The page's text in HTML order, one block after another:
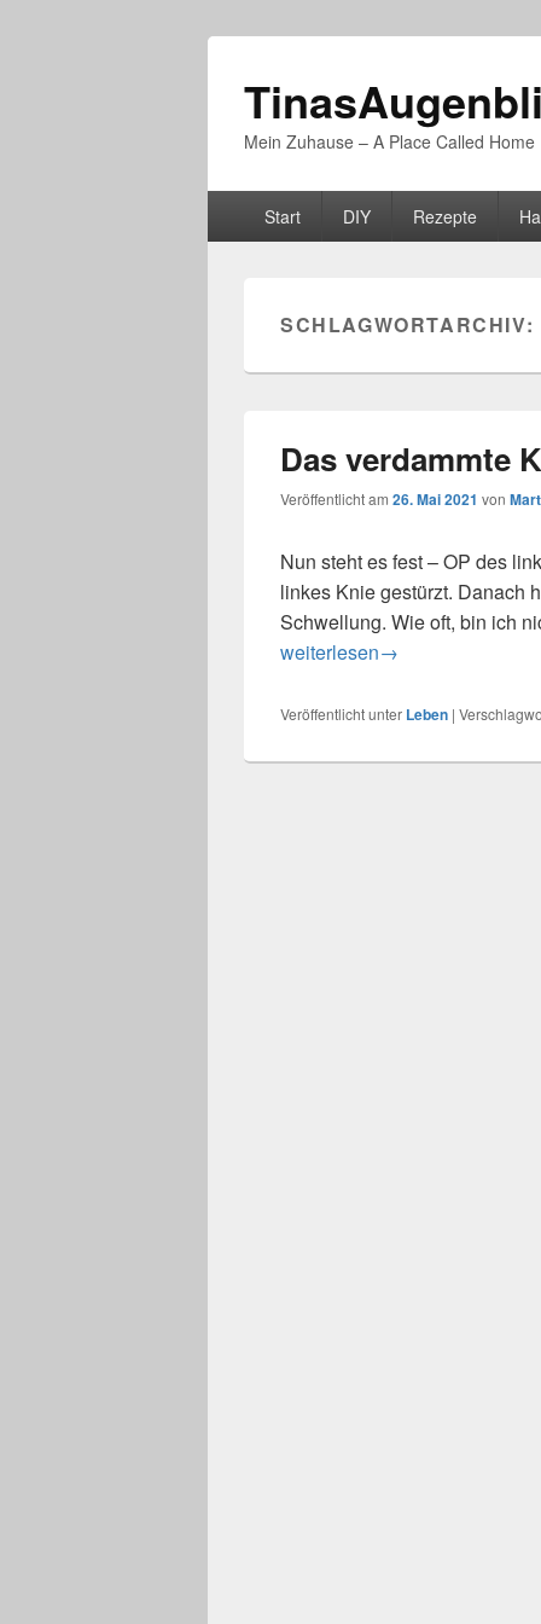
Mein Zuhause – A Place Called Home
PrimäresStart DIY Rezepte
SCHLAGWORTARCHIV:
Das verdammte
Veröffentlicht am 26. Mai 2021 von
Nun steht es fest – OP des
linkes Knie gestürzt. Danach
Schwellung. Wie oft, bin ich
Das verdammte Knie
weiterlesen→
Veröffentlicht unter Leben |